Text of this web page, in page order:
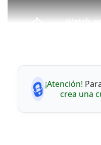
🔒¡Atención!
crea una